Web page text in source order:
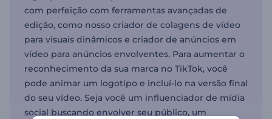
com perfeição com ferramentas avançadas de
edição, como nosso criador de colagens de vídeo
para visuais dinâmicos e criador de anúncios em
vídeo para anúncios envolventes. Para aumentar o
reconhecimento da sua marca no TikTok, você
pode animar um logotipo e incluí-lo na versão final
do seu vídeo. Seja você um influenciador de mídia
social buscando envolver seu público, um